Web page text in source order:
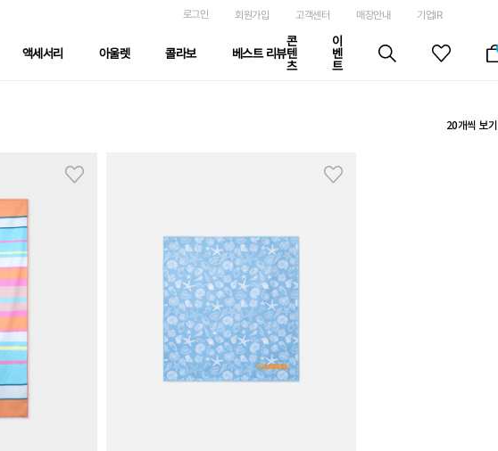
로그인 회원가입 고객센터 매장안내 기업IR
액세서리 아울렛 콜라보 베스트 리뷰
콘
텐
츠
이
벤
트